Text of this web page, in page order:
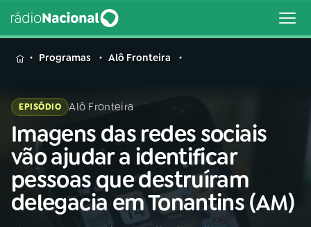
MENU
Buscar
na
Rádio
Nacional
Buscar
AO VIVO
Programas Alô Fronteira
EPISÓDIO Alô Fronteira
Imagens das redes sociais
vão ajudar a identificar
pessoas que destruíram
delegacia em Tonantins (AM)